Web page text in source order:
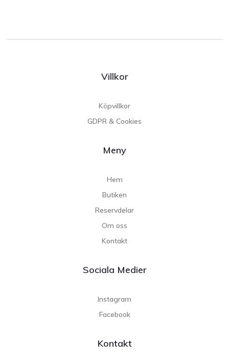
Villkor
Köpvillkor
GDPR & Cookies
Meny
Hem
Butiken
Reservdelar
Om oss
Kontakt
Sociala Medier
Instagram
Facebook
Kontakt